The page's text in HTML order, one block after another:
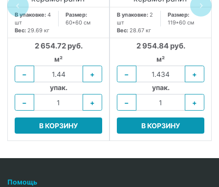
В упаковке: 4
шт
Размер:
60*60 см
Вес: 29.69 кг
2 654.72 руб.
м²
−
+
упак.
−
+
В КОРЗИНУ
В упаковке: 2
шт
Размер:
119*60 см
Вес: 28.67 кг
2 954.84 руб.
м²
−
+
упак.
−
+
В КОРЗИНУ
Помощь